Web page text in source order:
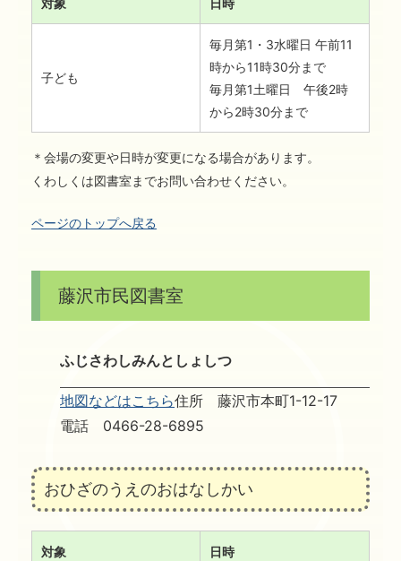
対象 日時
子ども
毎月第1・3水曜日 午前11
時から11時30分まで
毎月第1土曜日 午後2時
から2時30分まで
＊会場の変更や日時が変更になる場合があります。
くわしくは図書室までお問い合わせください。
ページのトップへ戻る
藤沢市民図書室
ふじさわしみんとしょしつ
地図などはこちら住所 藤沢市本町1-12-17
電話 0466-28-6895
おひざのうえのおはなしかい
対象 日時